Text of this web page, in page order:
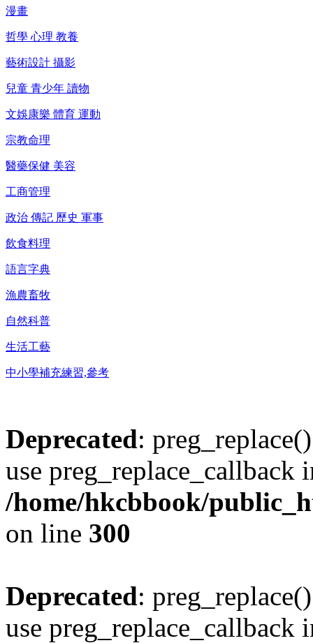
漫畫
哲學 心理 教養
藝術設計 攝影
兒童 青少年 讀物
文娛康樂 體育 運動
宗教命理
醫藥保健 美容
工商管理
政治 傳記 歷史 軍事
飲食料理
語言字典
漁農畜牧
自然科普
生活工藝
中小學補充練習,參考
Deprecated:
use preg_replace_callback
/home/hkcbbook/
on line 300
Deprecated:
use preg_replace_callback